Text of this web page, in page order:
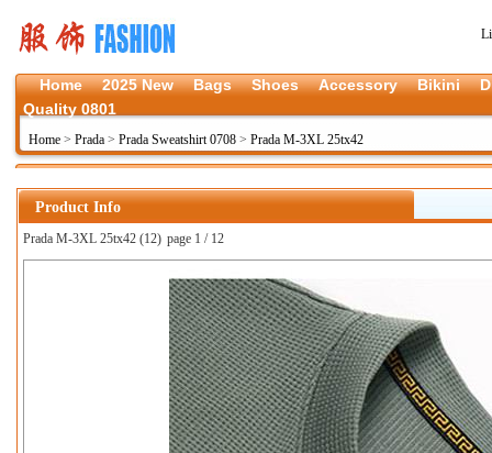
Home 2025 New Bags Shoes Accessory Bikini
Quality 0801
Home > Prada > Prada Sweatshirt 0708 > Prada M-3XL 25tx42
Product Info
Prada M-3XL 25tx42 (12) page 1 / 12